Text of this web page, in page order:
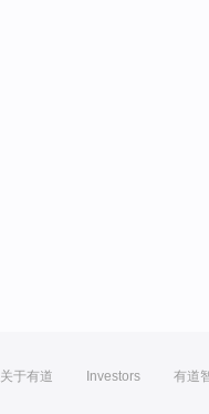
关于有道 Investors 有道